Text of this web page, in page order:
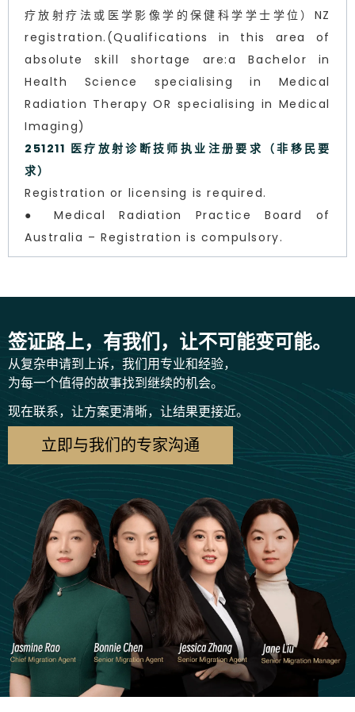
疗放射疗法或医学影像学的保健科学学士学位）NZ
registration.(Qualifications in this area of
absolute skill shortage are:a Bachelor in
Health Science specialising in Medical
Radiation Therapy OR specialising in Medical
Imaging)
251211 医疗放射诊断技师执业注册要求（非移民要
求）
Registration or licensing is required.
● Medical Radiation Practice Board of
Australia – Registration is compulsory.
签证路上，有我们，让不可能变可能。
从复杂申请到上诉，我们用专业和经验，
为每一个值得的故事找到继续的机会。
现在联系，让方案更清晰，让结果更接近。
立即与我们的专家沟通